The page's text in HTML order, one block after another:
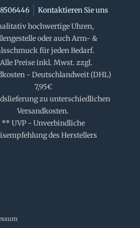
Kontaktieren Sie uns
hochwertige Uhren,
oder auch Arm- &
für jeden Bedarf.
Preise inkl. Mwst. zzgl.
- Deutschlandweit (DHL)
7,95€
zu unterschiedlichen
Versandkosten.
** UVP - Unverbindliche
des Herstellers